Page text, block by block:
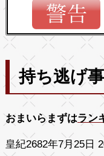
持ち逃げ
おまいらまずはラン
皇紀2682年7月25日